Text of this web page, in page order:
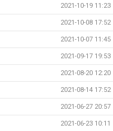
2021-10-19 11:23
2021-10-08 17:52
2021-10-07 11:45
2021-09-17 19:53
2021-08-20 12:20
2021-08-14 17:52
2021-06-27 20:57
2021-06-23 10:11